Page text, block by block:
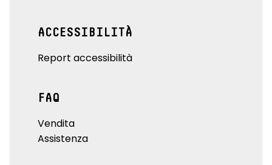
ACCESSIBILITÀ
Report accessibilità
FAQ
Vendita
Assistenza